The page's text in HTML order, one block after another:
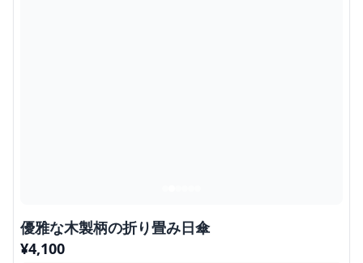
優雅な木製柄の折り畳み日傘
¥4,100